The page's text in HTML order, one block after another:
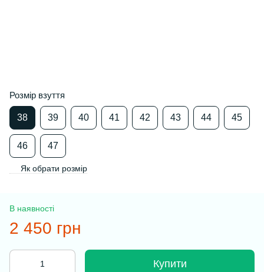
Розмір взуття
38 39 40 41 42 43 44 45
46 47
Як обрати розмір
В наявності
2 450 грн
Купити